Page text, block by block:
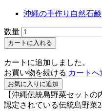
沖縄の手作り自然石鹸
数量
カートに入れる
カートに追加しました。
お買い物を続ける カートへ
お気に入りに追加
【沖縄伝統島野菜セットの
認定されている伝統島野菜